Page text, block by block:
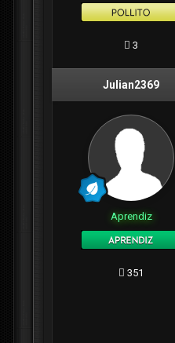
3
Julian2369
Aprendiz
351